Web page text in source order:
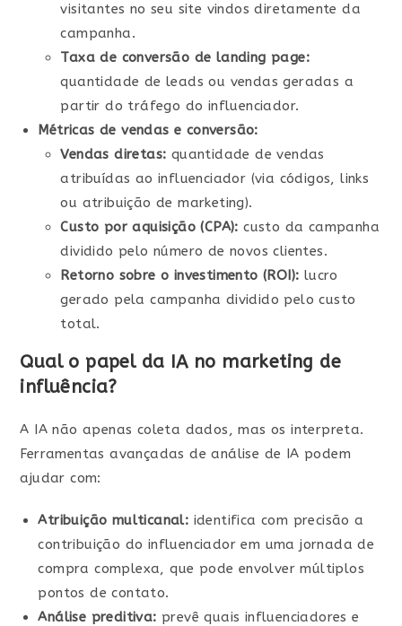
visitantes no seu site vindos diretamente da
campanha.
Taxa de conversão de landing page:
quantidade de leads ou vendas geradas a
partir do tráfego do influenciador.
Métricas de vendas e conversão:
Vendas diretas: quantidade de vendas
atribuídas ao influenciador (via códigos, links
ou atribuição de marketing).
Custo por aquisição (CPA): custo da campanha
dividido pelo número de novos clientes.
Retorno sobre o investimento (ROI): lucro
gerado pela campanha dividido pelo custo
total.
Qual o papel da IA no marketing de
influência?
A IA não apenas coleta dados, mas os interpreta.
Ferramentas avançadas de análise de IA podem
ajudar com:
Atribuição multicanal: identifica com precisão a
contribuição do influenciador em uma jornada de
compra complexa, que pode envolver múltiplos
pontos de contato.
Análise preditiva: prevê quais influenciadores e